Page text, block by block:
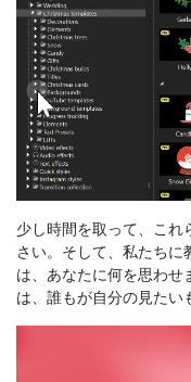
少し時間を取って、これ
さい。そして、私たち
は、あなたに何を思わせ
は、誰もが自分の見たい